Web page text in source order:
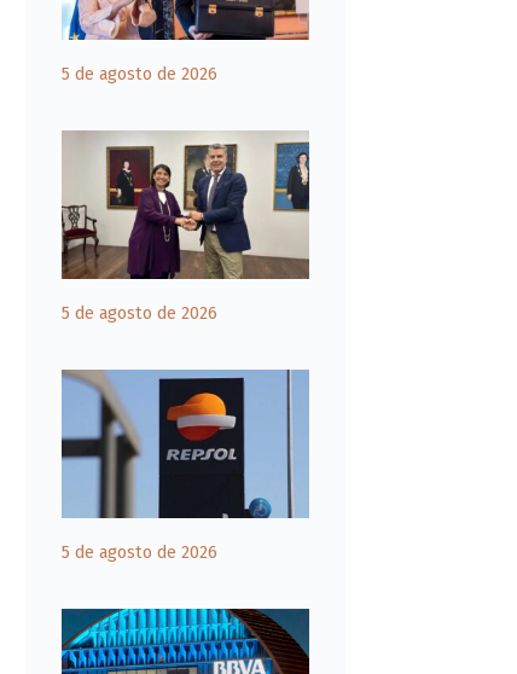
5 de agosto de 2026
5 de agosto de 2026
5 de agosto de 2026